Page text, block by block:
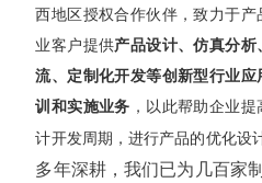
西地区授权合作伙伴，致力于产
业客户提供产品设计、仿真分
流、定制化开发等创新型行业应
训和实施业务 ，以此帮助企业
计开发周期，进行产品的优化设
多年深耕，我们已为几百家